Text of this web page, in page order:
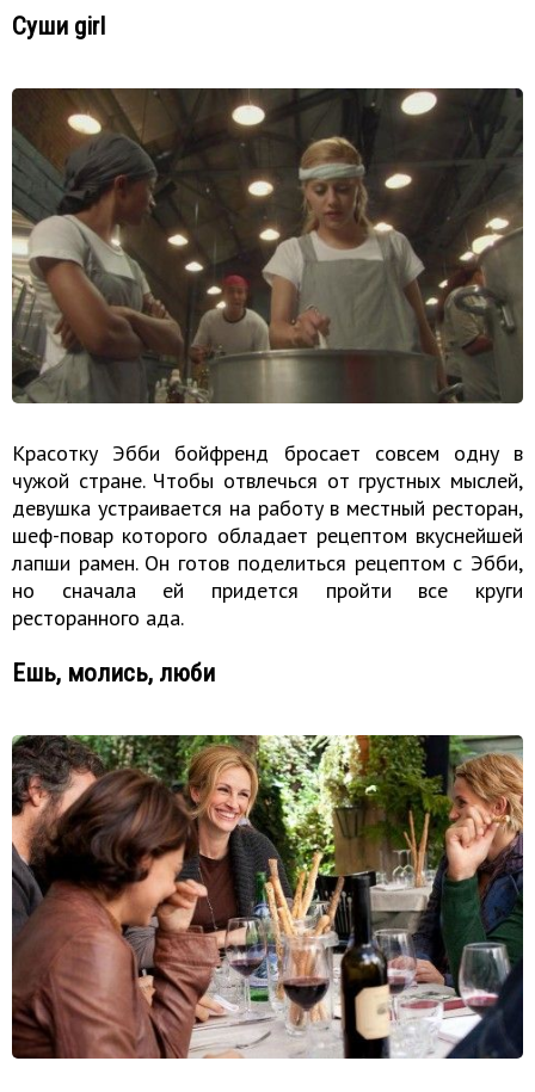
Суши girl
Красотку Эбби бойфренд бросает совсем одну в
чужой стране. Чтобы отвлечься от грустных мыслей,
девушка устраивается на работу в местный ресторан,
шеф-повар которого обладает рецептом вкуснейшей
лапши рамен. Он готов поделиться рецептом с Эбби,
но сначала ей придется пройти все круги
ресторанного ада.
Ешь, молись, люби